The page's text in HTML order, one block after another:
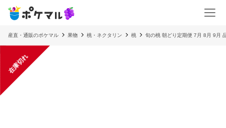
産直・通販のポケマル 果物 桃・ネクタリン 桃 旬の桃 朝どり定期便 7月 8月 9月
在庫切れ